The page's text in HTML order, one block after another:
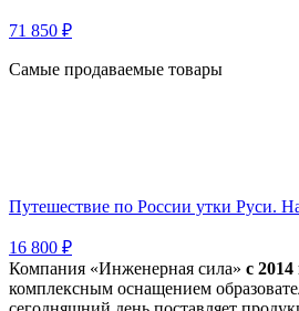
71 850 ₽
Самые продаваемые товары
Путешествие по России утки Руси.
16 800 ₽
Компания «Инженерная сила» с 2014
комплексным оснащением